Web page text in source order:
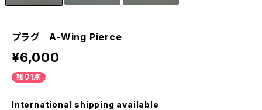
プラグ A-Wing Pierce
¥6,000
残り1点
International shipping available